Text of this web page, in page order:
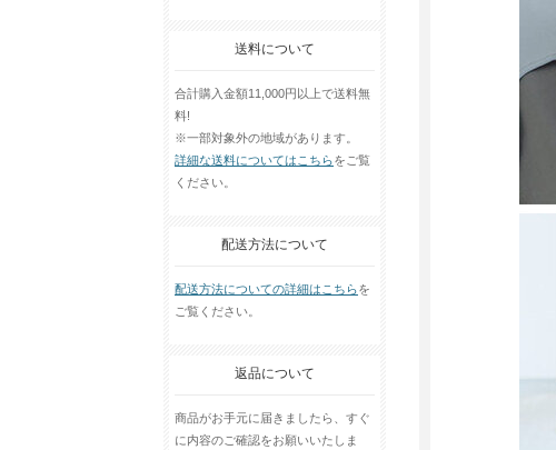
送料について
合計購入金額11,000円以上で送料無
料!
※一部対象外の地域があります。
詳細な送料についてはこちらをご覧
ください。
配送方法について
配送方法についての詳細はこちらを
ご覧ください。
返品について
商品がお手元に届きましたら、すぐ
に内容のご確認をお願いいたしま